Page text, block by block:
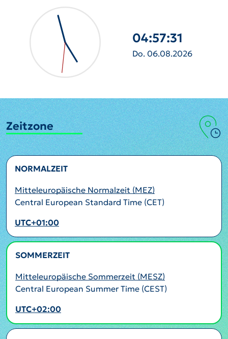
04:57:32
Do. 06.08.2026
Zeitzone
NORMALZEIT
Mitteleuropäische Normalzeit (MEZ)
Central European Standard Time (CET)
UTC+01:00
SOMMERZEIT
Mitteleuropäische Sommerzeit (MESZ)
Central European Summer Time (CEST)
UTC+02:00